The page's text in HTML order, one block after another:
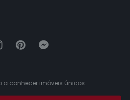
a conhecer imóveis únicos.